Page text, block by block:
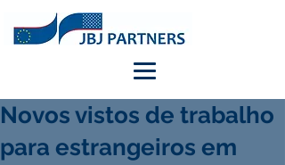
Novos vistos de trabalho
para estrangeiros em